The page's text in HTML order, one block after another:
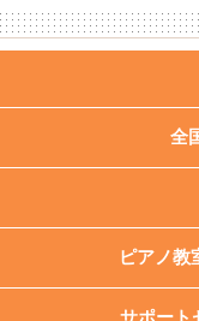
全
ピアノ教
サポート